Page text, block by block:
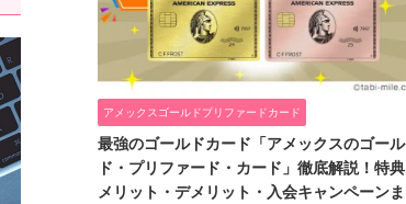
アメックスゴールドプリファードカード
最強のゴールドカード「アメックスのゴール
ド・プリファード・カード」徹底解説！特典
メリット・デメリット・入会キャンペーンま